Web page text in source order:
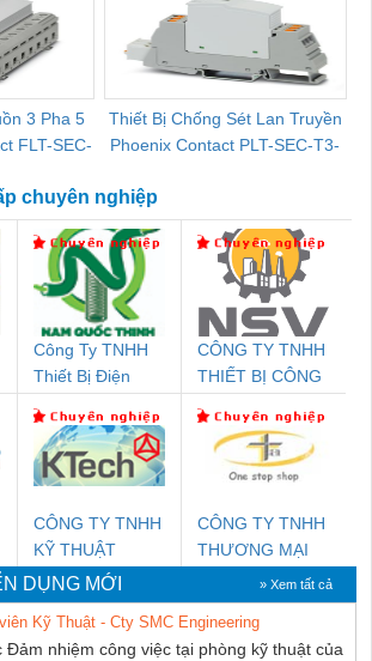
3 Pha 5
FLT-SEC-
Thiết Bị Chống Sét Lan Truyền
Phoenix Contact PLT-SEC-T3-
chuyên nghiệp
Công Ty TNHH
Thiết Bị Điện
CÔNG TY TNHH
THIẾT BỊ CÔNG
SETSUBI VIỆT
NAM
CÔNG TY TNHH
KỸ THUẬT
KTECH VIỆT
NAM
CÔNG TY TNHH
THƯƠNG MẠI
THIÊN ÂN VIỆT
NAM
DỤNG MỚI » Xem tất cả
Kỹ Thuật - Cty SMC Engineering
Đảm nhiệm công việc tại phòng kỹ thuật của